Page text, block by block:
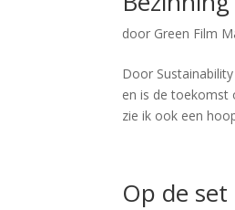
door Green Film
Door
en is de toekomst
zie ik ook een
Op de